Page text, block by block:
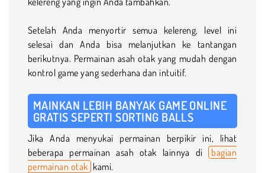
Setelah Anda menyortir semua kelereng, level ini
selesai dan Anda bisa melanjutkan ke tantangan
berikutnya. Permainan asah otak yang mudah dengan
kontrol game yang sederhana dan intuitif.
MAINKAN LEBIH BANYAK GAME ONLINE
GRATIS SEPERTI SORTING BALLS
Jika Anda menyukai permainan berpikir ini, lihat
beberapa permainan asah otak lainnya di bagian
permainan otak kami.